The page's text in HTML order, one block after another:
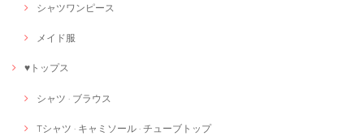
シャツワンピース
メイド服
♥トップス
シャツ · ブラウス
Tシャツ · キャミソール · チューブトップ